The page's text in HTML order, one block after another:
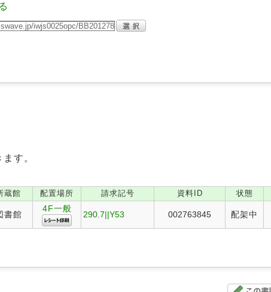
す。
蔵館 配置場所 請求記号 資料ID 状態
書館
4F一般
290.7||Y53 002763845 配架中